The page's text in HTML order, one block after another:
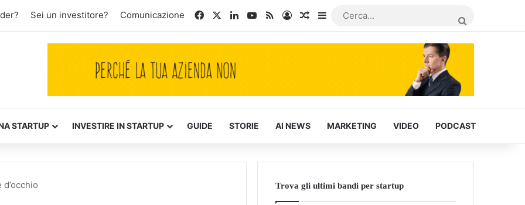
Sei un investitore? Comunicazione FacebookLinkedInYou Tube
RSSAccediArticoli Casuali
Barra laterale
STARTUP INVESTIRE IN STARTUP GUIDE STORIE AI NEWS MARKETING VIDEO PODCAST
Trova gli ultimi bandi per startup